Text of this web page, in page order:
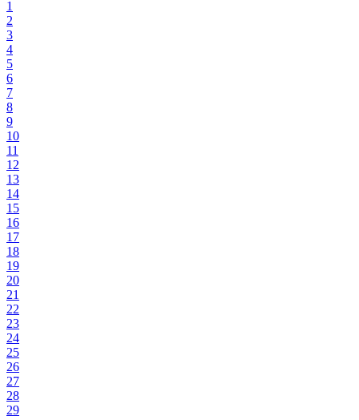
1
2
3
4
5
6
7
8
9
10
11
12
13
14
15
16
17
18
19
20
21
22
23
24
25
26
27
28
29